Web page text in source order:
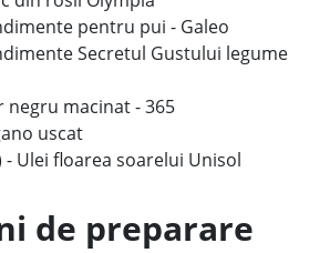
pentru pui - Galeo
Secretul Gustului legume
negru macinat - 365
uscat
- Ulei floarea soarelui Unisol
de preparare